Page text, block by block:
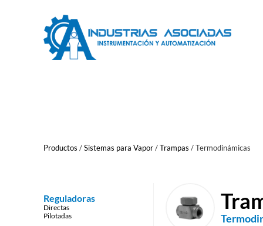
Productos /Sistemas para Vapor/Trampas /Termodinámicas
Reguladoras
Directas
Pilotadas